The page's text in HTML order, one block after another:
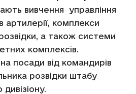
вивчення управління
артилерії, комплекси
а також системи
комплексів.
посади від командирів
розвідки штабу